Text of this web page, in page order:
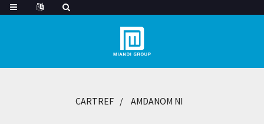
CARTREF AMDANOM NI